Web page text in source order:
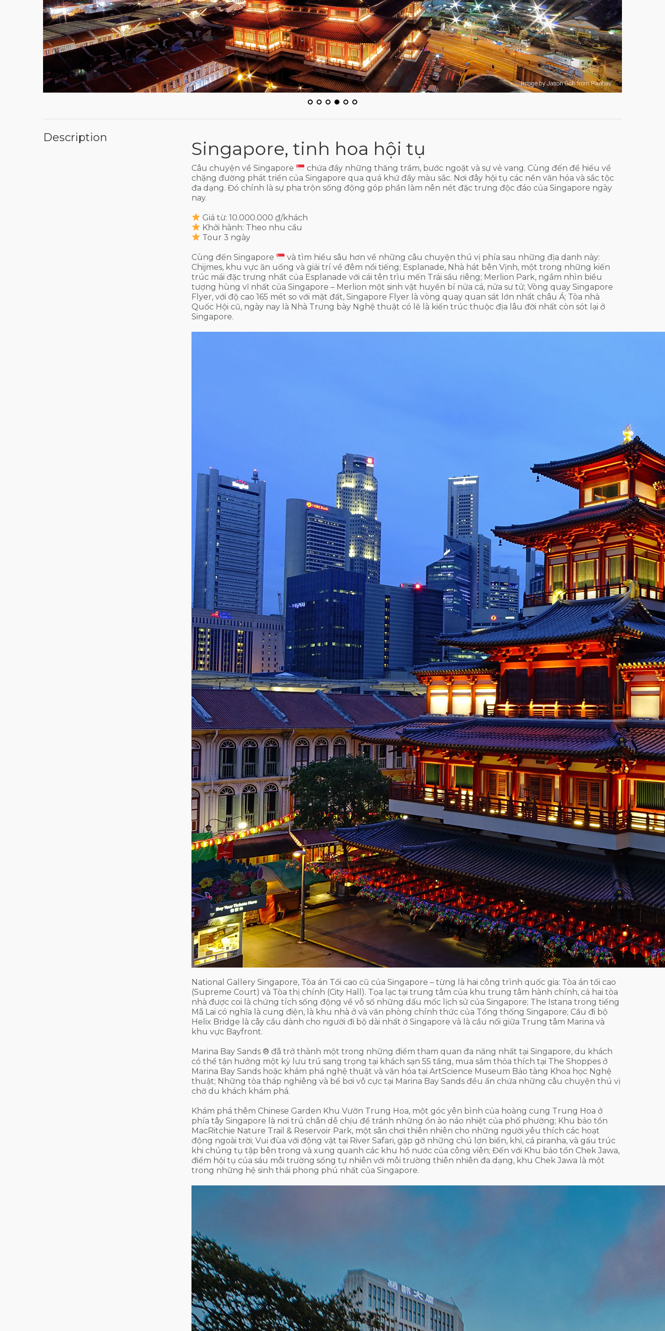
Description
Singapore, tinh hoa hội tụ
Câu chuyện về Singapore
chứa đầy những thăng trầm, bước ngoặt và sự vẻ vang. Cùng đến để hiểu về
chặng đường phát triển của Singapore qua quá khứ đầy màu sắc. Nơi đây hội tụ các nền văn hóa và sắc tộc
đa dạng. Đó chính là sự pha trộn sống động góp phần làm nên nét đặc trưng độc đáo của Singapore ngày
nay.
Giá từ: 10.000.000 ₫/khách
Khởi hành: Theo nhu cầu
Tour 3 ngày
Cùng đến Singapore
và tìm hiểu sâu hơn về những câu chuyện thú vị phía sau những địa danh này:
Chijmes, khu vực ăn uống và giải trí về đêm nổi tiếng; Esplanade, Nhà hát bên Vịnh, một trong những kiến
trúc mái đặc trưng nhất của Esplanade với cái tên trìu mến Trái sầu riêng; Merlion Park, ngắm nhìn biểu
tượng hùng vĩ nhất của Singapore – Merlion một sinh vật huyền bí nửa cá, nửa sư tử; Vòng quay Singapore
Flyer, với độ cao 165 mét so với mặt đất, Singapore Flyer là vòng quay quan sát lớn nhất châu Á; Tòa nhà
Quốc Hội cũ, ngày nay là Nhà Trưng bày Nghệ thuật có lẽ là kiến trúc thuộc địa lâu đời nhất còn sót lại ở
Singapore.
National Gallery Singapore, Tòa án Tối cao cũ của Singapore – từng là hai công trình quốc gia: Tòa án tối cao
(Supreme Court) và Tòa thị chính (City Hall). Tọa lạc tại trung tâm của khu trung tâm hành chính, cả hai tòa
nhà được coi là chứng tích sống động về vô số những dấu mốc lịch sử của Singapore; The Istana trong tiếng
Mã Lai có nghĩa là cung điện, là khu nhà ở và văn phòng chính thức của Tổng thống Singapore; Cầu đi bộ
Helix Bridge là cây cầu dành cho người đi bộ dài nhất ở Singapore và là cầu nối giữa Trung tâm Marina và
khu vực Bayfront.
Marina Bay Sands ® đã trở thành một trong những điểm tham quan đa năng nhất tại Singapore, du khách
có thể tận hưởng một kỳ lưu trú sang trọng tại khách sạn 55 tầng, mua sắm thỏa thích tại The Shoppes ở
Marina Bay Sands hoặc khám phá nghệ thuật và văn hóa tại ArtScience Museum Bảo tàng Khoa học Nghệ
thuật; Những tòa tháp nghiêng và bể bơi vô cực tại Marina Bay Sands đều ẩn chứa những câu chuyện thú vị
chờ du khách khám phá.
Khám phá thêm Chinese Garden Khu Vườn Trung Hoa, một góc yên bình của hoàng cung Trung Hoa ở
phía tây Singapore là nơi trú chân dễ chịu để tránh những ồn ào náo nhiệt của phố phường; Khu bảo tồn
MacRitchie Nature Trail & Reservoir Park, một sân chơi thiên nhiên cho những người yêu thích các hoạt
động ngoài trời; Vui đùa với động vật tại River Safari, gặp gỡ những chú lợn biển, khỉ, cá piranha, và gấu trúc
khi chúng tụ tập bên trong và xung quanh các khu hồ nước của công viên; Đến với Khu bảo tồn Chek Jawa,
điểm hội tụ của sáu môi trường sống tự nhiên với môi trường thiên nhiên đa dạng, khu Chek Jawa là một
trong những hệ sinh thái phong phú nhất của Singapore.